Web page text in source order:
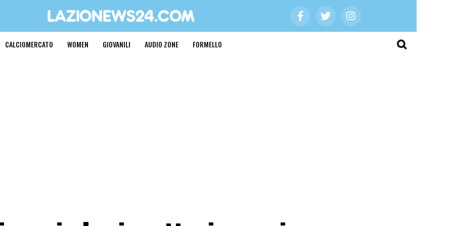
CALCIOMERCATO WOMEN GIOVANILI AUDIO ZONE FORMELLO